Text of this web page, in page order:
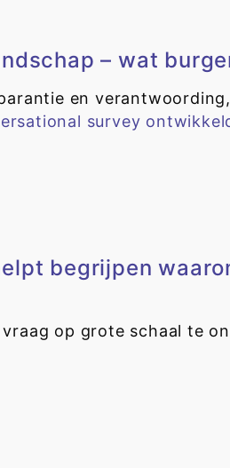
– wat
en
begrijpen
op grote schaal te